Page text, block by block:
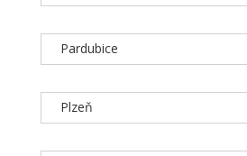
Pardubice
Plzeň